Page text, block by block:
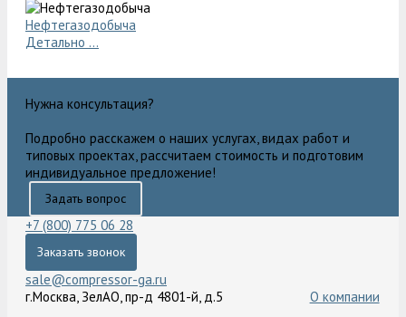
Нефтегазодобыча
Детально ...
Нужна консультация?
Подробно расскажем о наших услугах, видах работ и
типовых проектах, рассчитаем стоимость и подготовим
индивидуальное предложение!
Задать вопрос
+7 (800) 775 06 28
Заказать звонок
sale@compressor-ga.ru
г.Москва, ЗелАО, пр-д 4801-й, д.5
О компании